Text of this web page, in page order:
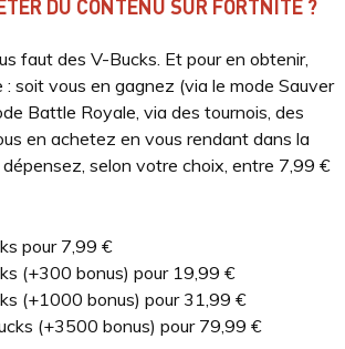
DU CONTENU SUR FORTNITE ?
faut des V-Bucks. Et pour en obtenir,
: soit vous en gagnez (via le mode Sauver
Battle Royale, via des tournois, des
en achetez en vous rendant dans la
selon votre choix, entre 7,99 €
pour 7,99 €
(+300 bonus) pour 19,99 €
(+1000 bonus) pour 31,99 €
(+3500 bonus) pour 79,99 €